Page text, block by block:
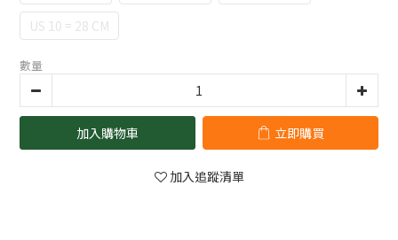
US 10 = 28 CM
數量
加入購物車 立即購買
加入追蹤清單